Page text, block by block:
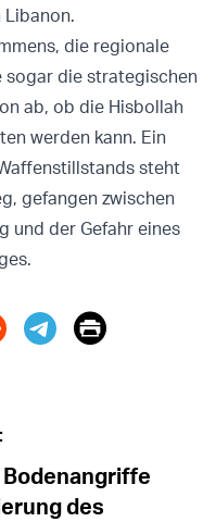
Libanon.
die regionale
sogar die strategischen
ab, ob die Hisbollah
werden kann. Ein
steht
gefangen zwischen
und der Gefahr eines
Print
des